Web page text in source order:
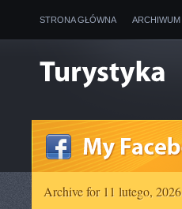
STRONA GŁÓWNA ARCHIWUM
Archive for 11 lutego, 2026